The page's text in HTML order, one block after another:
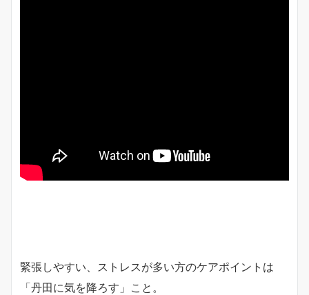
緊張しやすい、ストレスが多い方のケアポイントは
「丹田に気を降ろす」こと。